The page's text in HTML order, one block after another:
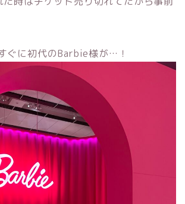
ぐに初代のBarbie様が…！